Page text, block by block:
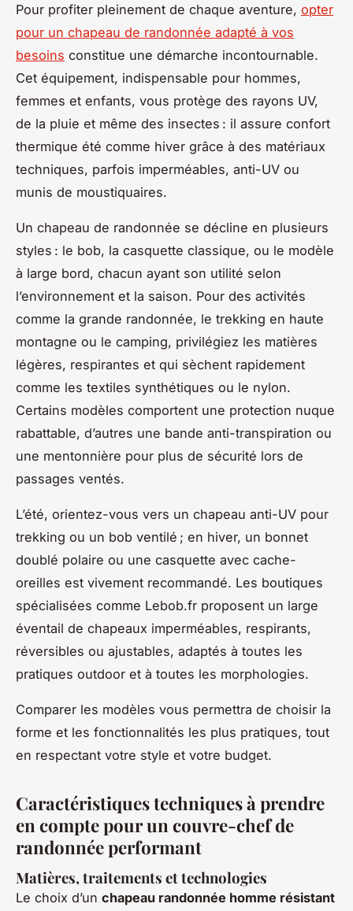
Pour profiter pleinement de chaque aventure, opter
pour un chapeau de randonnée adapté à vos
besoins constitue une démarche incontournable.
Cet équipement, indispensable pour hommes,
femmes et enfants, vous protège des rayons UV,
de la pluie et même des insectes : il assure confort
thermique été comme hiver grâce à des matériaux
techniques, parfois imperméables, anti-UV ou
munis de moustiquaires.
Un chapeau de randonnée se décline en plusieurs
styles : le bob, la casquette classique, ou le modèle
à large bord, chacun ayant son utilité selon
l’environnement et la saison. Pour des activités
comme la grande randonnée, le trekking en haute
montagne ou le camping, privilégiez les matières
légères, respirantes et qui sèchent rapidement
comme les textiles synthétiques ou le nylon.
Certains modèles comportent une protection nuque
rabattable, d’autres une bande anti-transpiration ou
une mentonnière pour plus de sécurité lors de
passages ventés.
L’été, orientez-vous vers un chapeau anti-UV pour
trekking ou un bob ventilé ; en hiver, un bonnet
doublé polaire ou une casquette avec cache-
oreilles est vivement recommandé. Les boutiques
spécialisées comme Lebob.fr proposent un large
éventail de chapeaux imperméables, respirants,
réversibles ou ajustables, adaptés à toutes les
pratiques outdoor et à toutes les morphologies.
Comparer les modèles vous permettra de choisir la
forme et les fonctionnalités les plus pratiques, tout
en respectant votre style et votre budget.
Caractéristiques techniques à prendre
en compte pour un couvre-chef de
randonnée performant
Matières, traitements et technologies
Le choix d’un chapeau randonnée homme résistant